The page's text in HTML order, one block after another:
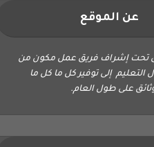
تحت إشراف فريق عمل مكون من
التعليم إلى توفير كل ما كل ما
على طول العام.
ابحث في الموقع